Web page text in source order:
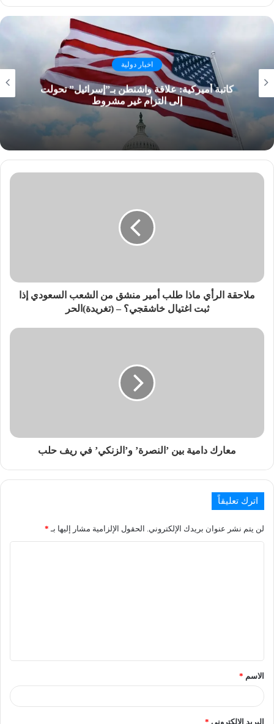
اخبار دولية
كاتبة أميركية: علاقة واشنطن بـ”إسرائيل” تحولت
إلى التزام غير مشروط
ملاحقة الرأي ماذا طلب أمير منشق من الشعب السعودي إذا
ثبت اغتيال خاشقجي؟ – (تغريدة)الحر
معارك دامية بين ’النصرة’ و’الزنكي’ في ريف حلب
اترك تعليقاً
لن يتم نشر عنوان بريدك الإلكتروني. الحقول الإلزامية مشار إليها بـ *
الاسم *
البريد الإلكتروني *